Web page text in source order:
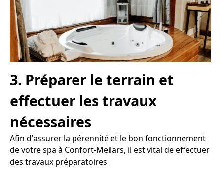
3. Préparer le terrain et
effectuer les travaux
nécessaires
Afin d'assurer la pérennité et le bon fonctionnement
de votre spa à Confort-Meilars, il est vital de effectuer
des travaux préparatoires :